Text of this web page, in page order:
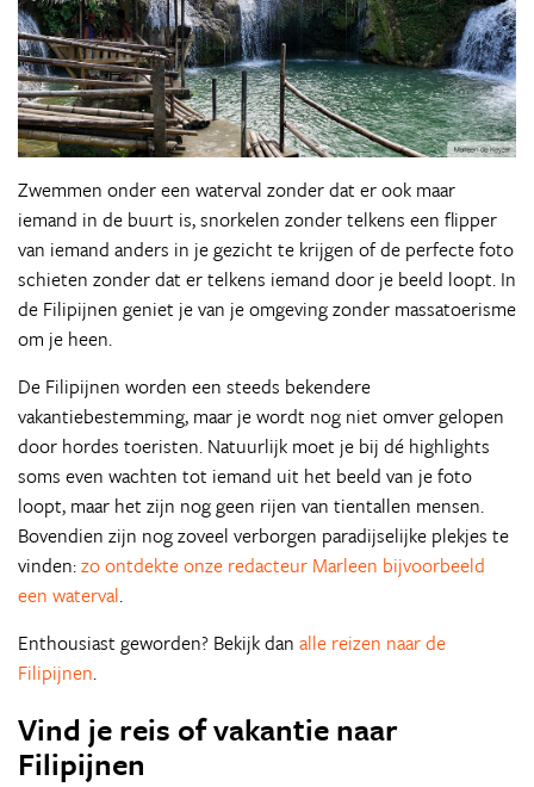
Zwemmen onder een waterval zonder dat er ook maar
iemand in de buurt is, snorkelen zonder telkens een flipper
van iemand anders in je gezicht te krijgen of de perfecte foto
schieten zonder dat er telkens iemand door je beeld loopt. In
de Filipijnen geniet je van je omgeving zonder massatoerisme
om je heen.
De Filipijnen worden een steeds bekendere
vakantiebestemming, maar je wordt nog niet omver gelopen
door hordes toeristen. Natuurlijk moet je bij dé highlights
soms even wachten tot iemand uit het beeld van je foto
loopt, maar het zijn nog geen rijen van tientallen mensen.
Bovendien zijn nog zoveel verborgen paradijselijke plekjes te
vinden:zo ontdekte onze redacteur Marleen bijvoorbeeld
een waterval.
Enthousiast geworden? Bekijk dan alle reizen naar de
Filipijnen.
Vind je reis of vakantie naar
Filipijnen